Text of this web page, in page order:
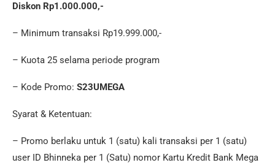
Diskon Rp1.000.000,-
– Minimum transaksi Rp19.999.000,-
– Kuota 25 selama periode program
– Kode Promo: S23UMEGA
Syarat & Ketentuan:
– Promo berlaku untuk 1 (satu) kali transaksi per 1 (satu)
user ID Bhinneka per 1 (Satu) nomor Kartu Kredit Bank Mega